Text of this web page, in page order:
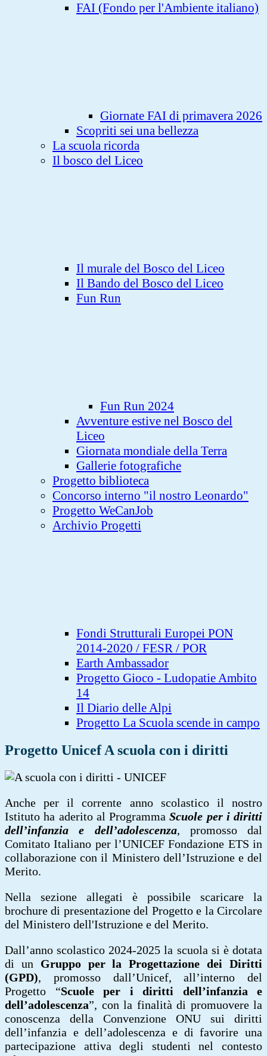
FAI (Fondo per l'Ambiente italiano)
Giornate FAI di primavera 2026
Scopriti sei una bellezza
La scuola ricorda
Il bosco del Liceo
Il murale del Bosco del Liceo
Il Bando del Bosco del Liceo
Fun Run
Fun Run 2024
Avventure estive nel Bosco del
Liceo
Giornata mondiale della Terra
Gallerie fotografiche
Progetto biblioteca
Concorso interno "il nostro Leonardo"
Progetto WeCanJob
Archivio Progetti
Fondi Strutturali Europei PON
2014-2020 / FESR / POR
Earth Ambassador
Progetto Gioco - Ludopatie Ambito
14
Il Diario delle Alpi
Progetto La Scuola scende in campo
Progetto Unicef A scuola con i diritti
Anche per il corrente anno scolastico il nostro
Istituto ha aderito al ProgrammaScuole per i diritti
dell’infanzia e dell’adolescenza, promosso dal
Comitato Italiano per l’UNICEF Fondazione ETS in
collaborazione con il Ministero dell’Istruzione e del
Merito.
Nella sezione allegati è possibile scaricare la
brochure di presentazione del Progetto e la Circolare
del Ministero dell'Istruzione e del Merito.
Dall’anno scolastico 2024-2025 la scuola si è dotata
di un Gruppo per la Progettazione dei Diritti
(GPD), promosso dall’Unicef, all’interno del
Progetto “Scuole per i diritti dell’infanzia e
dell’adolescenza”, con la finalità di promuovere la
conoscenza della Convenzione ONU sui diritti
dell’infanzia e dell’adolescenza e di favorire una
partecipazione attiva degli studenti nel contesto